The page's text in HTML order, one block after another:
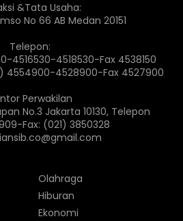
&Tata Usaha:
No 66 AB Medan 20151
Telepon:
4516530-4518530-Fax 4538150
4554900-4528900-Fax 4527900
Perwakilan
No.3 Jakarta 10130, Telepon
Fax: (021) 3850328
Olahraga
Hiburan
Ekonomi